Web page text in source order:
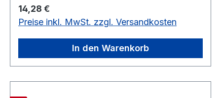
Farben und Formen Solange Vorrat reicht
Regulärer Preis:
14,28 €
Preise inkl. MwSt. zzgl. Versandkosten
In den Warenkorb